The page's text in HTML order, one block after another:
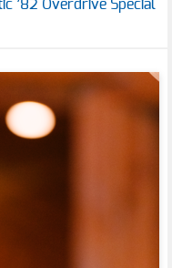
’82 Overdrive Special